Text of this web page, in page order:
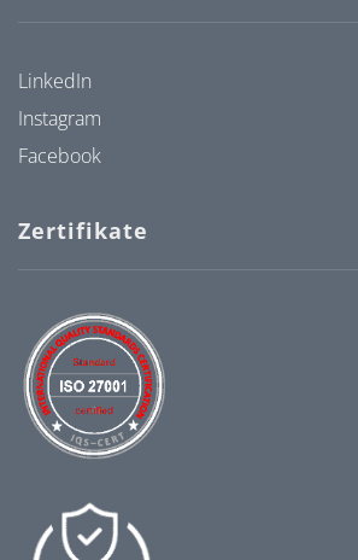
LinkedIn
Instagram
Facebook
Zertifikate